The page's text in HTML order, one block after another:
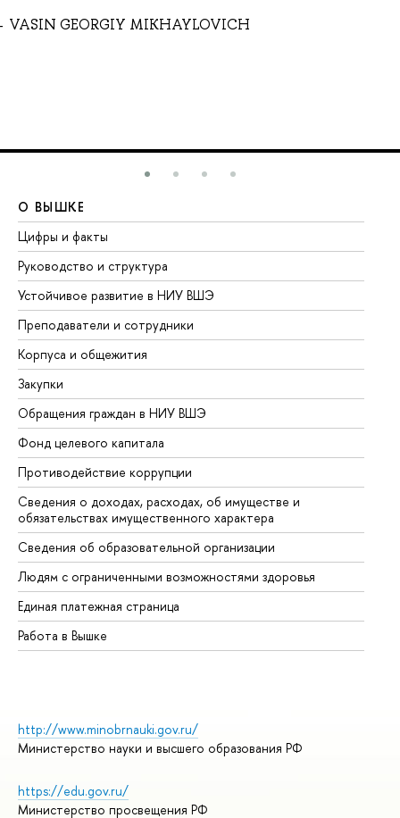
VASIN GEORGIY MIKHAYLOVICH
О ВЫШКЕ
Цифры и факты
Руководство и структура
Устойчивое развитие в НИУ ВШЭ
Преподаватели и сотрудники
Корпуса и общежития
Закупки
Обращения граждан в НИУ ВШЭ
Фонд целевого капитала
Противодействие коррупции
Сведения о доходах, расходах, об имуществе и
обязательствах имущественного характера
Сведения об образовательной организации
Людям с ограниченными возможностями здоровья
Единая платежная страница
Работа в Вышке
http://www.minobrnauki.gov.ru/
Министерство науки и высшего образования РФ
https://edu.gov.ru/
Министерство просвещения РФ